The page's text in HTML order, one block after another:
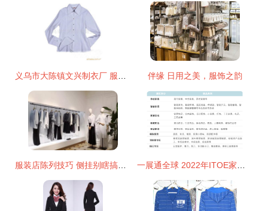
伴缘 日用之美，服饰之韵